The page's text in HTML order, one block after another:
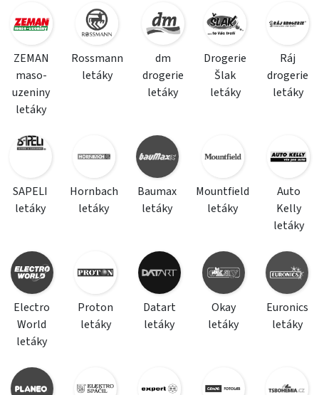
ZEMAN
maso-
uzeniny
letáky
Rossmann
letáky
dm
drogerie
letáky
Drogerie
Šlak
letáky
Ráj
drogerie
letáky
SAPELI
letáky
Hornbach
letáky
Baumax
letáky
Mountfield
letáky
Auto
Kelly
letáky
Electro
World
letáky
Proton
letáky
Datart
letáky
Okay
letáky
Euronics
letáky